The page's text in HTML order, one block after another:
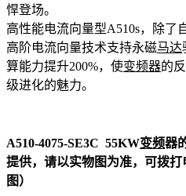
悍登场。
高性能电流向量型A510s，除了
高阶电流向量技术支持永磁马达
算能力提升200%，使变频器的
级进化的魅力。
A510-4075-SE3C 55KW变频器
提供，请以实物图为准，可拨打
图）